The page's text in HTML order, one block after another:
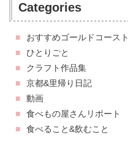
Categories
おすすめゴールドコースト
ひとりごと
クラフト作品集
京都&里帰り日記
動画
食べもの屋さんリポート
食べること&飲むこと